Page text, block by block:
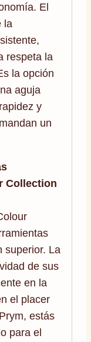
El
la
respeta la
la opción
aguja
y
un
Collection
superior. La
de sus
en la
el placer
estás
para el